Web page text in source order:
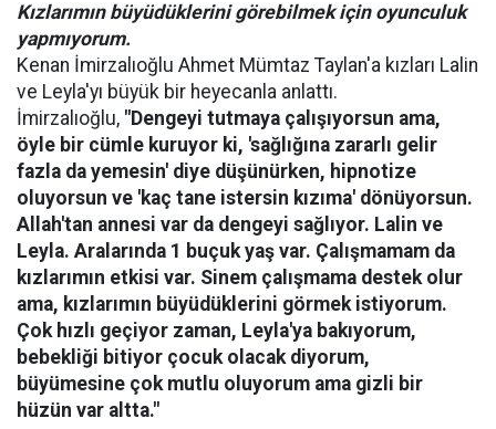
Kızlarımın büyüdüklerini görebilmek için oyunculuk
yapmıyorum.
Kenan İmirzalıoğlu Ahmet Mümtaz Taylan'a kızları Lalin
ve Leyla'yı büyük bir heyecanla anlattı.
İmirzalıoğlu, "Dengeyi tutmaya çalışıyorsun ama,
öyle bir cümle kuruyor ki, 'sağlığına zararlı gelir
fazla da yemesin' diye düşünürken, hipnotize
oluyorsun ve 'kaç tane istersin kızıma' dönüyorsun.
Allah'tan annesi var da dengeyi sağlıyor. Lalin ve
Leyla. Aralarında 1 buçuk yaş var. Çalışmamam da
kızlarımın etkisi var. Sinem çalışmama destek olur
ama, kızlarımın büyüdüklerini görmek istiyorum.
Çok hızlı geçiyor zaman, Leyla'ya bakıyorum,
bebekliği bitiyor çocuk olacak diyorum,
büyümesine çok mutlu oluyorum ama gizli bir
hüzün var altta."